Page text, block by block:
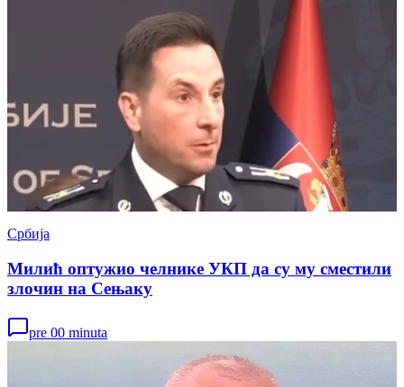
Србија
Милић оптужио челнике УКП да су му сместили
злочин на Сењаку
pre 00 minuta